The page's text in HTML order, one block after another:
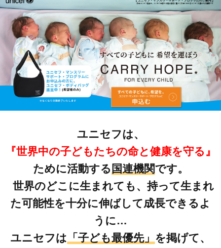
ユニセフは、
『世界中の子どもたちの命と健康を守る』
ために活動する 国連機関です。
世界のどこに生まれても、持って生まれ
た可能性を十分に伸ばして成長できるよ
うに…
ユニセフは 「子ども最優先」 を掲げて、